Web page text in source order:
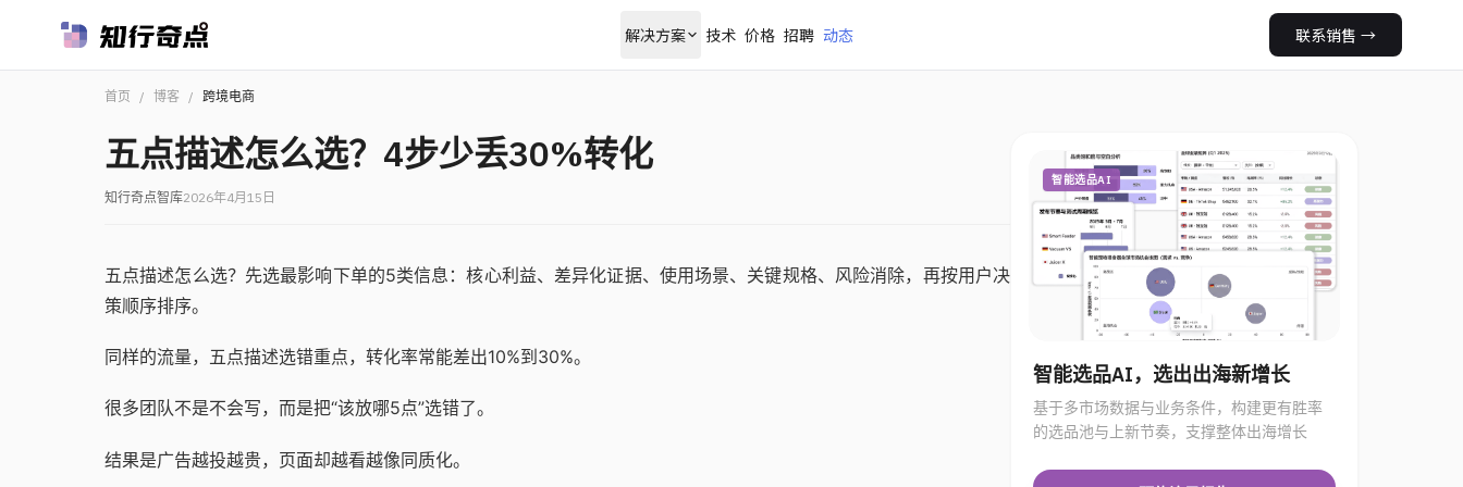
解决方案 技术 价格 招聘 动态 联系销售 →
首页 / 博客 / 跨境电商
五点描述怎么选？4步少丢30%转化
知行奇点智库2026年4月15日
五点描述怎么选？先选最影响下单的5类信息：核心利益、差异化证据、使用场景、关键规格、风险消除，再按用户决
策顺序排序。
同样的流量，五点描述选错重点，转化率常能差出10%到30%。
很多团队不是不会写，而是把“该放哪5点”选错了。
结果是广告越投越贵，页面却越看越像同质化。
智能选品AI
智能选品AI，选出出海新增长
基于多市场数据与业务条件，构建更有胜率
的选品池与上新节奏，支撑整体出海增长